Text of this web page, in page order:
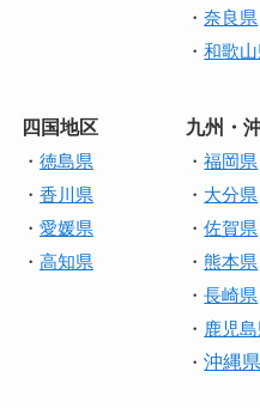
・奈良県
・和歌
四国地区
・ 徳島県
・ 香川県
・ 愛媛県
・ 高知県
九州・
・福岡県
・ 大分県
・佐賀県
・熊本県
・長崎県
・ 鹿児
・沖縄県